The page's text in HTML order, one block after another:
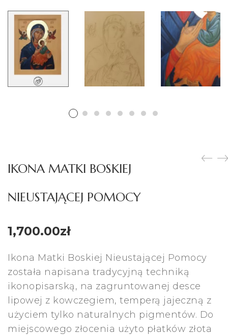
Ciepły zakątek
Wygodna sofa
Restauracja i kawiarnia
IKONA MATKI BOSKIEJ
NIEUSTAJĄCEJ POMOCY
1,700.00zł
Ikona Matki Boskiej Nieustającej Pomocy
została napisana tradycyjną techniką
ikonopisarską, na zagruntowanej desce
lipowej z kowczegiem, temperą jajeczną z
użyciem tylko naturalnych pigmentów. Do
miejscowego złocenia użyto płatków złota